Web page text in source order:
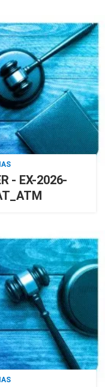
- EX-2026-